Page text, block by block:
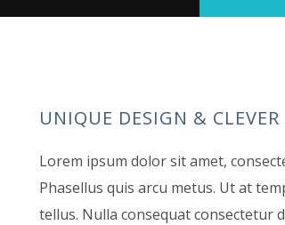
UNIQUE DESIGN & CLEVER
Lorem ipsum dolor sit amet,
Phasellus quis arcu metus. Ut at
tellus. Nulla consequat consectetur